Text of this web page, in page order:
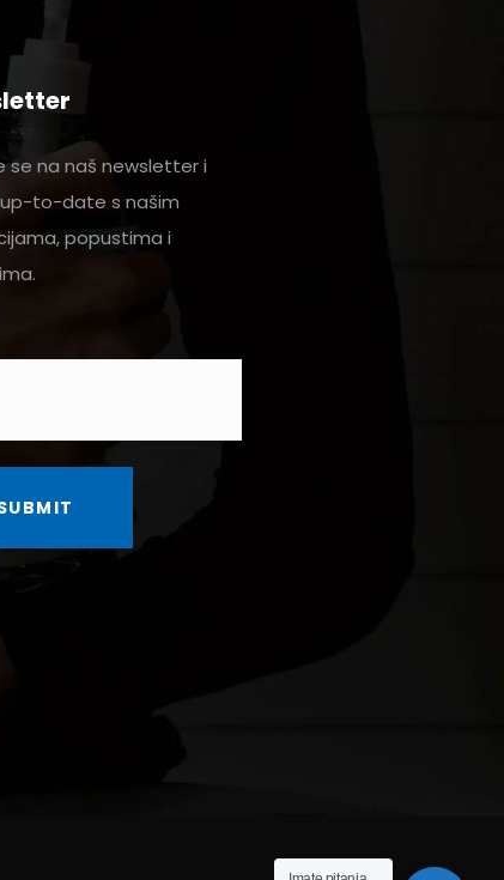
se na naš newsletter i
to-date s našim
popustima i